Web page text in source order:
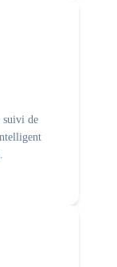
suivi de